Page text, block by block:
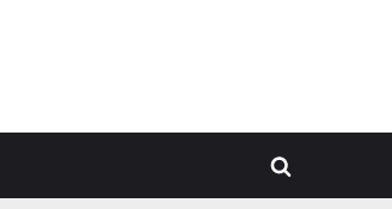
Toggle